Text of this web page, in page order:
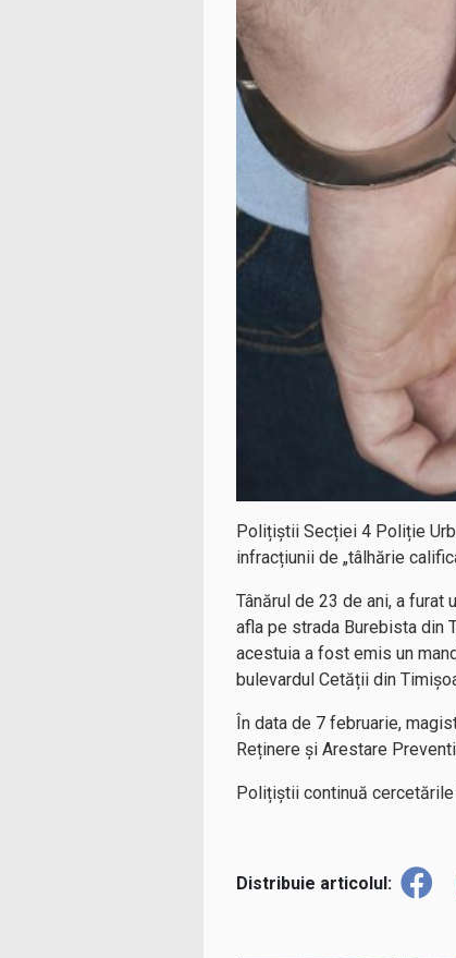
Polițiștii Secției 4 Poliție
infracțiunii de „tâlhărie
Tânărul de 23 de ani, a
afla pe strada Burebista din
acestuia a fost emis un
bulevardul Cetății din
În data de 7 februarie,
Reținere și Arestare
Polițiștii continuă
Distribuie articolul: